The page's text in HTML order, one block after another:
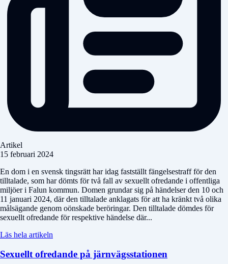
Artikel
15 februari 2024
En dom i en svensk tingsrätt har idag fastställt fängelsestraff för den
tilltalade, som har dömts för två fall av sexuellt ofredande i offentliga
miljöer i Falun kommun. Domen grundar sig på händelser den 10 och
11 januari 2024, där den tilltalade anklagats för att ha kränkt två olika
målsägande genom oönskade beröringar. Den tilltalade dömdes för
sexuellt ofredande för respektive händelse där...
Läs hela artikeln
Sexuellt ofredande på järnvägsstationen